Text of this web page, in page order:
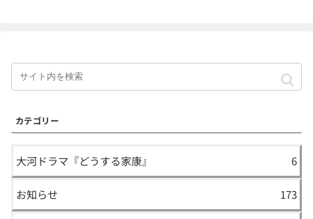
カテゴリー
大河ドラマ『どうする家康』 6
お知らせ 173